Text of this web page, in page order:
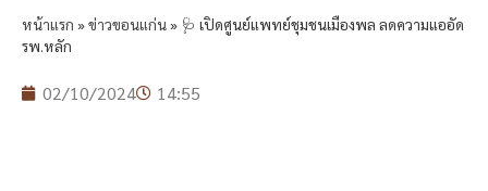
หน้าแรก »ข่าวขอนแก่น» 🩺 เปิดศูนย์แพทย์ชุมชนเมืองพล ลดความแออัด
รพ.หลัก
02/10/2024 14:55